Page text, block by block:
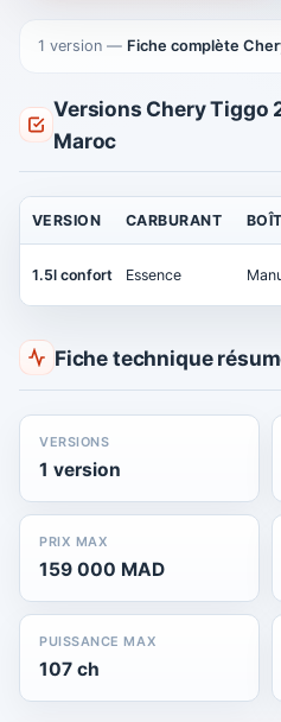
1 version — Fiche complète
Versions Chery Tiggo
Maroc
VERSION CARBURANT
1.5l confort Essence
Fiche technique
VERSIONS
1 version
PRIX MAX
159 000 MAD
PUISSANCE MAX
107 ch